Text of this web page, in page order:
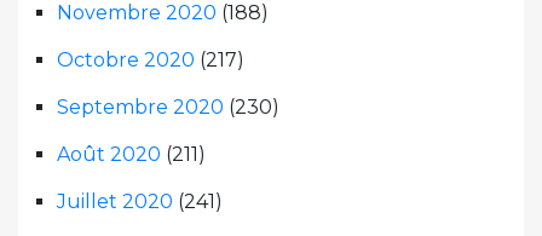
Novembre 2020 (188)
Octobre 2020 (217)
Septembre 2020 (230)
Août 2020 (211)
Juillet 2020 (241)